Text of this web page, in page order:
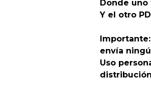
Donde
Y el otro
envía
Uso